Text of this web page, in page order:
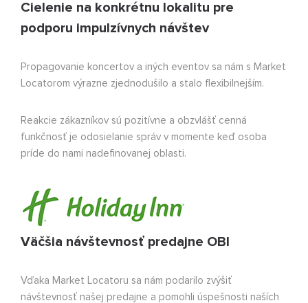
Cielenie na konkrétnu lokalitu pre
podporu impulzívnych návštev
Propagovanie koncertov a iných eventov sa nám s Market
Locatorom výrazne zjednodušilo a stalo flexibilnejším.
Reakcie zákazníkov sú pozitívne a obzvlášť cenná
funkčnosť je odosielanie správ v momente keď osoba
príde do nami nadefinovanej oblasti.
Väčšia návštevnosť predajne OBI
Vďaka Market Locatoru sa nám podarilo zvýšiť
návštevnosť našej predajne a pomohli úspešnosti naších